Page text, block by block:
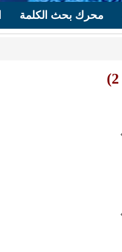
محرك بحث الكلمة